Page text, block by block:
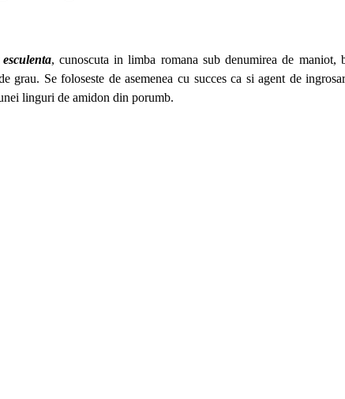
, cunoscuta in limba romana sub denumirea de
grau. Se foloseste de asemenea cu succes ca si agent de
linguri de amidon din porumb.